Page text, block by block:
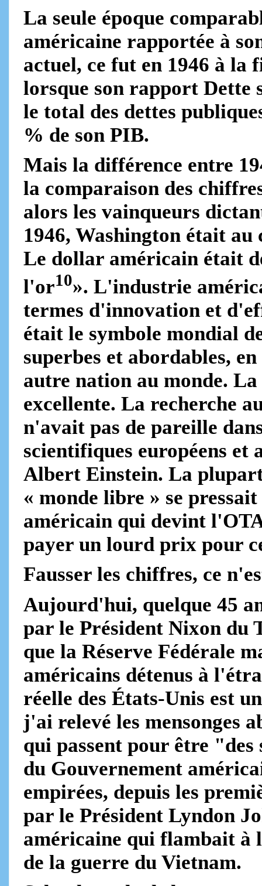
La seule époque
américaine rapportée à
actuel, ce fut en 1946 à la
lorsque son rapport Dette
le total des dettes
% de son PIB.
Mais la différence entre
la comparaison des
alors les vainqueurs
1946, Washington était au
Le dollar américain était
l'or10». L'industrie
termes d'innovation et
était le symbole mondial
superbes et abordables,
autre nation au monde.
excellente. La recherche
n'avait pas de pareille
scientifiques européens et
Albert Einstein. La
« monde libre » se
américain qui devint
payer un lourd prix pour
Fausser les chiffres, ce
Aujourd'hui, quelque 45
par le Président Nixon du
que la Réserve Fédérale
américains détenus à
réelle des États-Unis est
j'ai relevé les mensonges
qui passent pour être
du Gouvernement
empirées, depuis les
par le Président Lyndon
américaine qui flambait à
de la guerre du Vietnam.